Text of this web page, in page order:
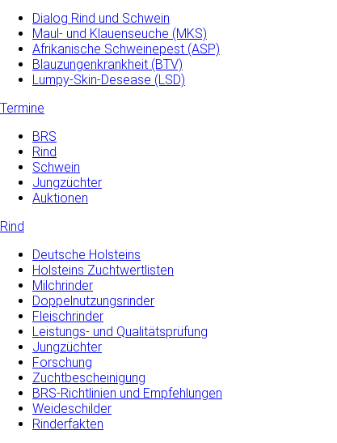
Dialog Rind und Schwein
Maul- und­ Klauenseuche­ (MKS)
Afrikanische Schweinepest (ASP)
Blauzungenkrankheit (BTV)
Lumpy-Skin-Desease (LSD)
Termine
BRS
Rind
Schwein
Jungzüchter
Auktionen
Rind
Deutsche Holsteins
Holsteins Zuchtwertlisten
Milchrinder
Doppelnutzungsrinder
Fleischrinder
Leistungs- und Qualitätsprüfung
Jungzüchter
Forschung
Zuchtbescheinigung
BRS-Richtlinien und Empfehlungen
Weideschilder
Rinderfakten